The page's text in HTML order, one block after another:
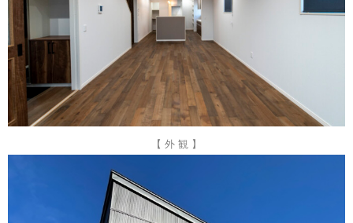
【 外 観 】